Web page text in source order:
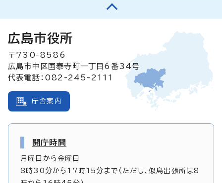
広島市役所
〒730-8586
広島市中区国泰寺町一丁目6番34号
代表電話：082-245-2111
庁舎案内
開庁時間
月曜日から金曜日
8時30分から17時15分まで（ただし、似島出張所は8